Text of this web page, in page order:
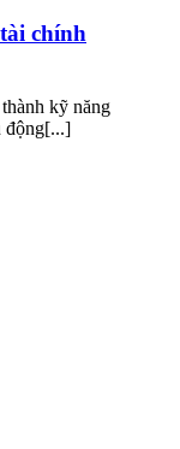
chính
kỹ năng
động[...]